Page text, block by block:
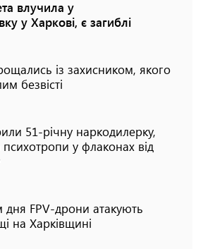
влучила у
у Харкові, є загиблі
із захисником, якого
безвісті
51-річну наркодилерку,
у флаконах від
дня FPV-дрони атакують
на Харківщині